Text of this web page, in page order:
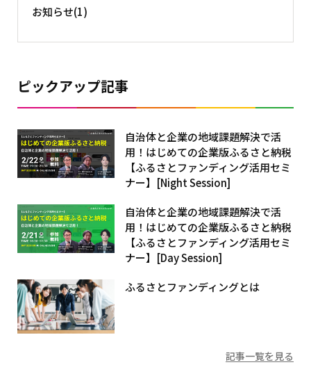
お知らせ(1)
ピックアップ記事
自治体と企業の地域課題解決で活
用！はじめての企業版ふるさと納税
【ふるさとファンディング活用セミ
ナー】[Night Session]
自治体と企業の地域課題解決で活
用！はじめての企業版ふるさと納税
【ふるさとファンディング活用セミ
ナー】[Day Session]
ふるさとファンディングとは
記事一覧を見る